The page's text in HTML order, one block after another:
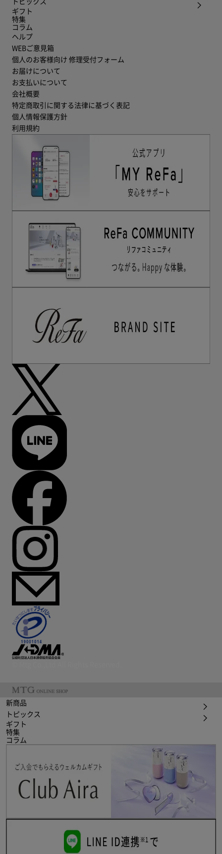
トピックス
ギフト
特集
コラム
ヘルプ
WEBご意見箱
個人のお客様向け 修理受付フォーム
お届けについて
お支払いについて
会社概要
特定商取引に関する法律に基づく表記
個人情報保護方針
利用規約
新商品
トピックス
ギフト
特集
コラム